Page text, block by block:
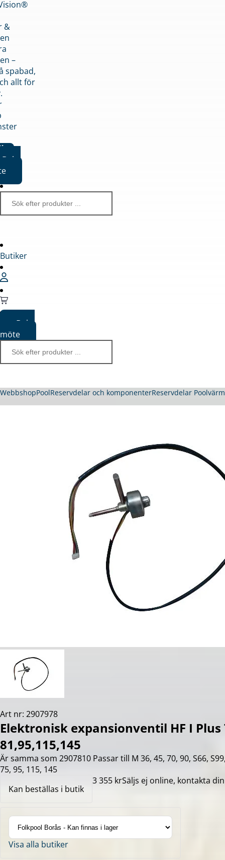
&
–
spabad,
allt för
Boka
Butiker
Boka
möte
WebbshopPoolReservdelar och komponenterReservdelar
Art nr: 2907978
Elektronisk expansionventil HF I Plus
81,95,115,145
Är samma som 2907810 Passar till M 36, 45, 70, 90, S66,
75, 95, 115, 145
Kan beställas i butik
3 355 krSäljs ej online, kontakta
Visa alla butiker